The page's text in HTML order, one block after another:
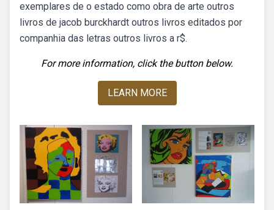
exemplares de o estado como obra de arte outros
livros de jacob burckhardt outros livros editados por
companhia das letras outros livros a r$.
For more information, click the button below.
LEARN MORE